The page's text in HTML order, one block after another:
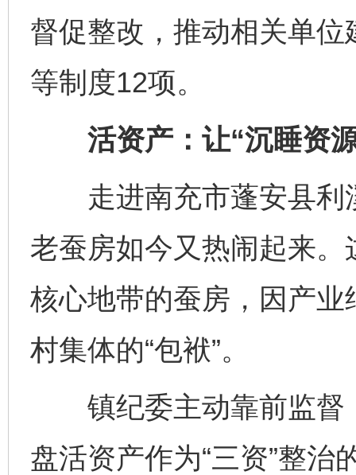
督促整改，推动相关单
等制度12项。
活资产：让“沉睡资源
走进南充市蓬安县利
老蚕房如今又热闹起来
核心地带的蚕房，因产
村集体的“包袱”。
镇纪委主动靠前监督
盘活资产作为“三资”整